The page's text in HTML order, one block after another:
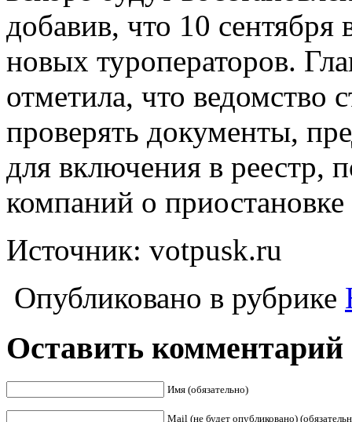
добавив, что 10 сентября
новых туроператоров.
отметила, что ведомство
проверять документы,
для включения в реестр,
компаний о приостановке
Источник: votpusk.ru
Опубликовано в рубрике
Оставить комментарий
Имя (обязательно)
Mail (не будет опубликовано)